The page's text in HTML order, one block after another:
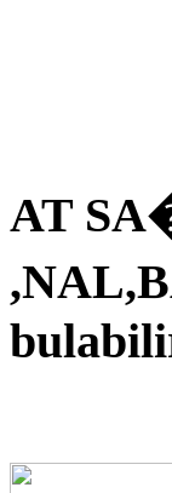
AT